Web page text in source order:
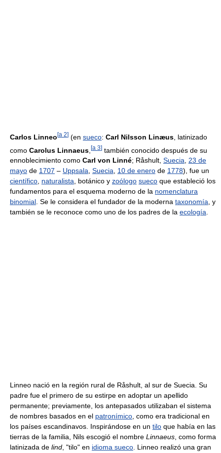
Carlos Linneo[a 2] (en sueco: Carl Nilsson Linæus , latinizado
como Carolus Linnaeus [a 3] también conocido después de su
ennoblecimiento como Carl von Linné; Råshult, Suecia, 23 de
mayo de 1707 – Uppsala, Suecia, 10 de enero de 1778), fue un
científico, naturalista, botánico y zoólogo sueco que estableció los
fundamentos para el esquema moderno de la nomenclatura
binomial. Se le considera el fundador de la moderna taxonomía, y
también se le reconoce como uno de los padres de la ecología.
Linneo nació en la región rural de Råshult, al sur de Suecia. Su
padre fue el primero de su estirpe en adoptar un apellido
permanente; previamente, los antepasados utilizaban el sistema
de nombres basados en el patronímico, como era tradicional en
los países escandinavos. Inspirándose en un tilo que había en las
tierras de la familia, Nils escogió el nombre Linnaeus, como forma
latinizada de lind, "tilo" en idioma sueco. Linneo realizó una gran